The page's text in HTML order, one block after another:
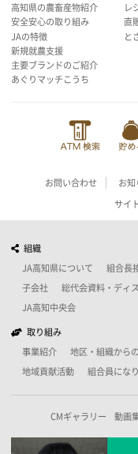
高知県の農畜産物紹介
安全安心の取り組み
JAの特徴
新規就農支援
主要ブランドのご紹介
あぐりマッチこうち
レ
直
と
お問い合わせ お知
サイ
組織
JA高知県について 組合長
子会社 総代会資料・ディ
JA高知中央会
取り組み
事業紹介 地区・組織から
地域貢献活動 組合員にな
CMギャラリー 動画